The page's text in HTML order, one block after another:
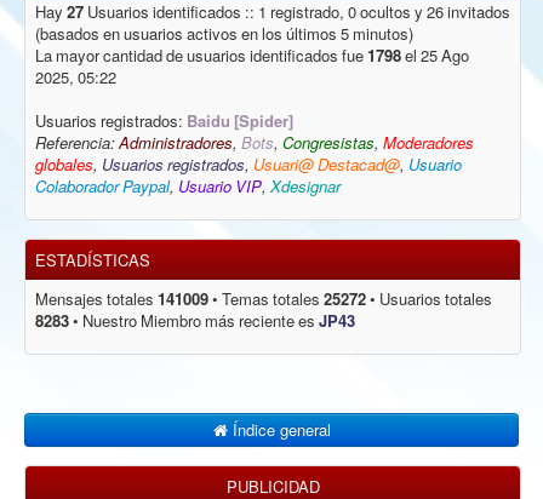
Hay 27 Usuarios identificados :: 1 registrado, 0 ocultos y 26 invitados
(basados en usuarios activos en los últimos 5 minutos)
La mayor cantidad de usuarios identificados fue 1798 el 25 Ago
2025, 05:22
Usuarios registrados: Baidu [Spider]
Referencia: Administradores, Bots, Congresistas, Moderadores
globales, Usuarios registrados, Usuari@ Destacad@, Usuario
Colaborador Paypal, Usuario VIP, Xdesignar
ESTADÍSTICAS
Mensajes totales 141009 • Temas totales 25272 • Usuarios totales
8283 • Nuestro Miembro más reciente es JP43
Índice general
PUBLICIDAD